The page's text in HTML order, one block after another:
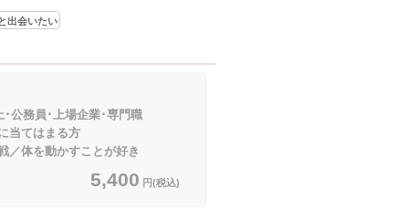
出会いたい
公務員･上場企業･専門職
まる方
体を動かすことが好き
5,400 円(税込)